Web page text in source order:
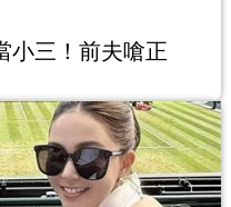
小三！前夫嗆正